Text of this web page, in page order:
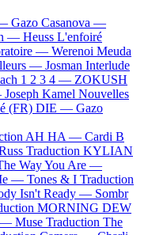
Gazo Casanova —
— Heuss L'enfoiré
— Werenoi Meuda
— Josman Interlude
1 2 3 4 — ZOKUSH
Joseph Kamel Nouvelles
(FR) DIE — Gazo
AH HA — Cardi B
Traduction KYLIAN
Way You Are —
— Tones & I Traduction
Isn't Ready — Sombr
MORNING DEW
— Muse Traduction The